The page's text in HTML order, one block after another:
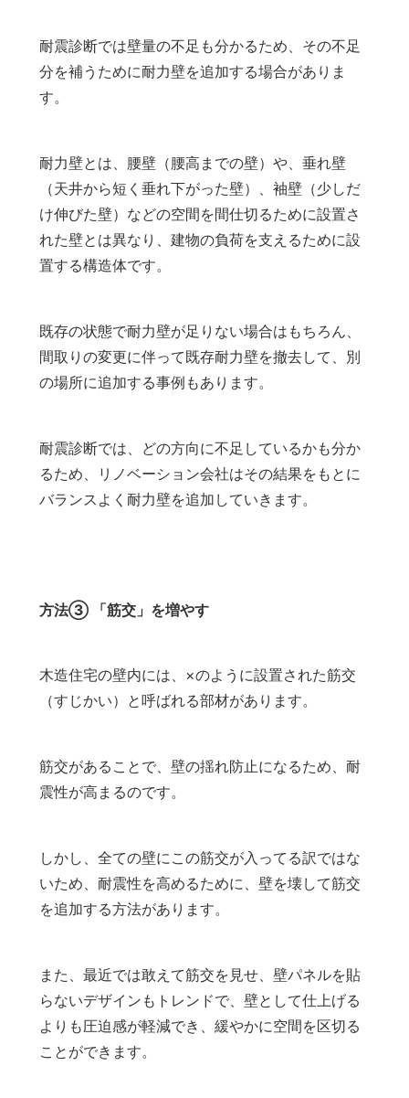
耐震診断では壁量の不足も分かるため、その不足
分を補うために耐力壁を追加する場合がありま
す。
耐力壁とは、腰壁（腰高までの壁）や、垂れ壁
（天井から短く垂れ下がった壁）、袖壁（少しだ
け伸びた壁）などの空間を間仕切るために設置さ
れた壁とは異なり、建物の負荷を支えるために設
置する構造体です。
既存の状態で耐力壁が足りない場合はもちろん、
間取りの変更に伴って既存耐力壁を撤去して、別
の場所に追加する事例もあります。
耐震診断では、どの方向に不足しているかも分か
るため、リノベーション会社はその結果をもとに
バランスよく耐力壁を追加していきます。
方法③ 「筋交」を増やす
木造住宅の壁内には、×のように設置された筋交
（すじかい）と呼ばれる部材があります。
筋交があることで、壁の揺れ防止になるため、耐
震性が高まるのです。
しかし、全ての壁にこの筋交が入ってる訳ではな
いため、耐震性を高めるために、壁を壊して筋交
を追加する方法があります。
また、最近では敢えて筋交を見せ、壁パネルを貼
らないデザインもトレンドで、壁として仕上げる
よりも圧迫感が軽減でき、緩やかに空間を区切る
ことができます。